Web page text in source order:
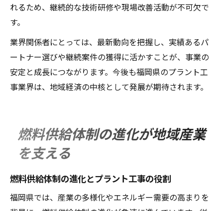
れるため、継続的な技術研修や現場改善活動が不可欠で
す。
業界関係者にとっては、最新動向を把握し、実績あるパ
ートナー選びや継続案件の獲得に活かすことが、事業の
安定と成長につながります。今後も福岡県のプラント工
事業界は、地域経済の中核として発展が期待されます。
燃料供給体制の進化が地域産業
を支える
燃料供給体制の進化とプラント工事の役割
福岡県では、産業の多様化やエネルギー需要の高まりを